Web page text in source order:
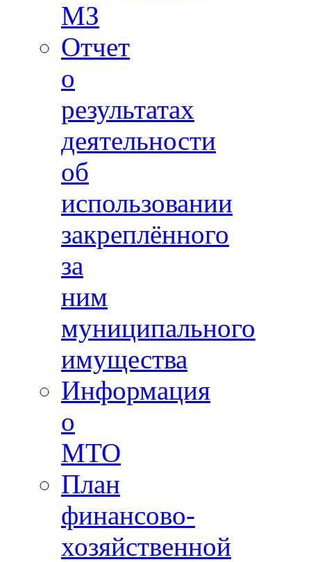
МЗ
Отчет
о
результатах
деятельности
об
использовании
закреплённого
за
ним
муниципального
имущества
Информация
о
МТО
План
финансово-
хозяйственной